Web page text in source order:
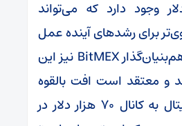
دلار وجود دارد که می‌تواند
برای رشدهای آینده عمل
کند. آرتور هایس، هم‌بنیان‌گذار BitMEX نیز این
و معتقد است افت بالقوه
بزرگ‌ترین ارز دیجیتال به کانال ۷۰ هزار دلار در